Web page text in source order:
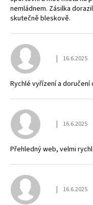
nemládnem. Zásilka
skutečně bleskově.
Hodnocení
| 16.6.2025
Rychlé vyřízení a doručení
Hodnocení
| 16.6.2025
Přehledný web, velmi
Hodnocení
| 16.6.2025
u
j
e
m
e
PRESTIGE
DENIM
335
Kč